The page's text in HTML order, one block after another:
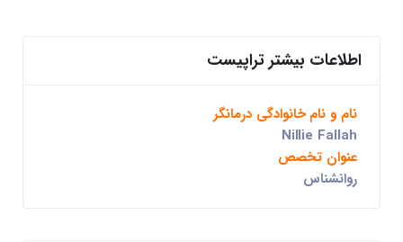
اطلاعات بیشتر تراپیست
نام و نام خانوادگی درمانگر
Nillie Fallah
عنوان تخصص
روانشناس